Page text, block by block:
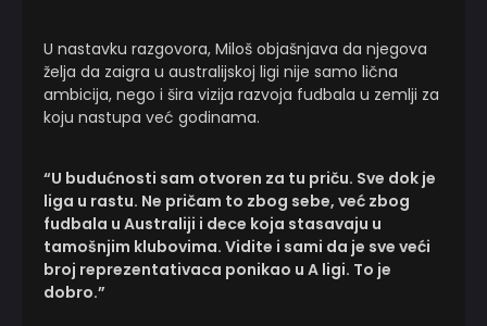
U nastavku razgovora, Miloš objašnjava da njegova
želja da zaigra u australijskoj ligi nije samo lična
ambicija, nego i šira vizija razvoja fudbala u zemlji za
koju nastupa već godinama.
“U budućnosti sam otvoren za tu priču. Sve dok je
liga u rastu. Ne pričam to zbog sebe, već zbog
fudbala u Australiji i dece koja stasavaju u
tamošnjim klubovima. Vidite i sami da je sve veći
broj reprezentativaca ponikao u A ligi. To je
dobro.”